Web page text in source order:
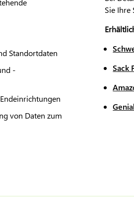
Standortdaten
-
von Daten zum
Sie Ihre
Sack